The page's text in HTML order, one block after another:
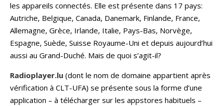
les appareils connectés. Elle est présente dans 17 pays:
Autriche, Belgique, Canada, Danemark, Finlande, France,
Allemagne, Grèce, Irlande, Italie, Pays-Bas, Norvège,
Espagne, Suède, Suisse Royaume-Uni et depuis aujourd’hui
aussi au Grand-Duché. Mais de quoi s’agit-il?
Radioplayer.lu (dont le nom de domaine appartient après
vérification à CLT-UFA) se présente sous la forme d’une
application – à télécharger sur les appstores habituels –